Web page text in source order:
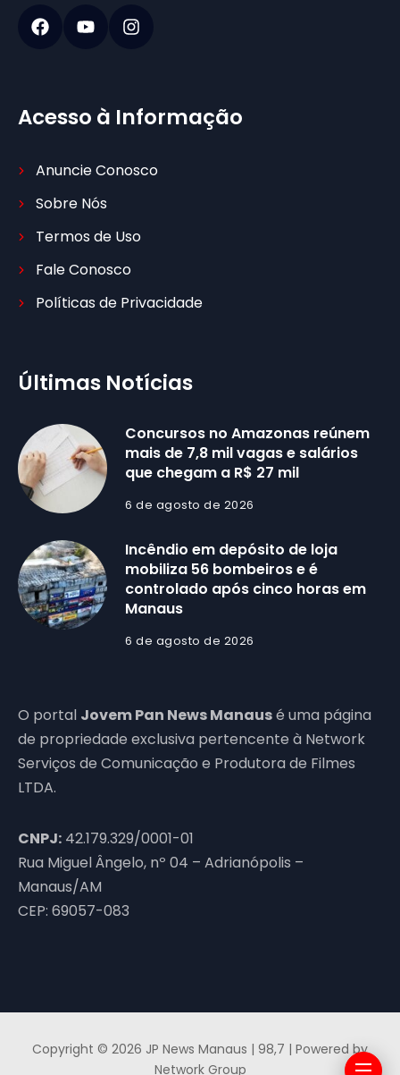
Acesso à Informação
Anuncie Conosco
Sobre Nós
Termos de Uso
Fale Conosco
Políticas de Privacidade
Últimas Notícias
Concursos no Amazonas reúnem
mais de 7,8 mil vagas e salários
que chegam a R$ 27 mil
6 de agosto de 2026
Incêndio em depósito de loja
mobiliza 56 bombeiros e é
controlado após cinco horas em
Manaus
6 de agosto de 2026
O portal Jovem Pan News Manausé uma página
de propriedade exclusiva pertencente à Network
Serviços de Comunicação e Produtora de Filmes
LTDA.
CNPJ: 42.179.329/0001-01
Rua Miguel Ângelo, nº 04 – Adrianópolis –
Manaus/AM
CEP: 69057-083
Copyright © 2026 JP News Manaus | 98,7 | Powered by
Network Group